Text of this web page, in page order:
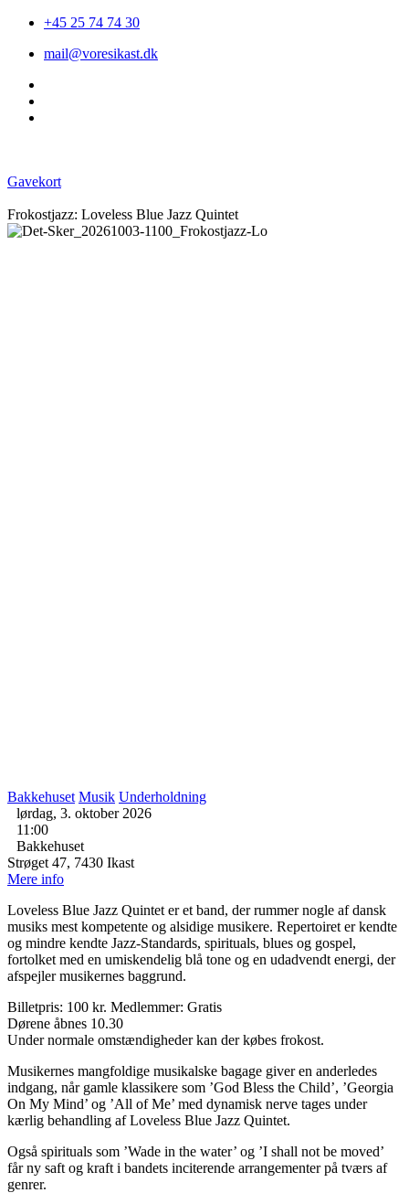
+45 25 74 74 30
mail@voresikast.dk
Gavekort
Frokostjazz: Loveless Blue Jazz Quintet
Bakkehuset Musik Underholdning
lørdag, 3. oktober 2026
11:00
Bakkehuset
Strøget 47, 7430 Ikast
Mere info
Loveless Blue Jazz Quintet er et band, der rummer nogle af dansk
musiks mest kompetente og alsidige musikere. Repertoiret er kendte
og mindre kendte Jazz-Standards, spirituals, blues og gospel,
fortolket med en umiskendelig blå tone og en udadvendt energi, der
afspejler musikernes baggrund.
Billetpris: 100 kr. Medlemmer: Gratis
Dørene åbnes 10.30
Under normale omstændigheder kan der købes frokost.
Musikernes mangfoldige musikalske bagage giver en anderledes
indgang, når gamle klassikere som ’God Bless the Child’, ’Georgia
On My Mind’ og ’All of Me’ med dynamisk nerve tages under
kærlig behandling af Loveless Blue Jazz Quintet.
Også spirituals som ’Wade in the water’ og ’I shall not be moved’
får ny saft og kraft i bandets inciterende arrangementer på tværs af
genrer.